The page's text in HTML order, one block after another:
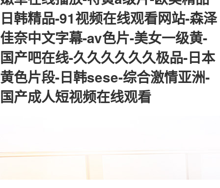
日韩精品-91视频在线观看网站-森泽
佳奈中文字幕-av色片-美女一级黄-
国产吧在线-久久久久久久极品-日本
黄色片段-日韩sese-综合激情亚洲-
国产成人短视频在线观看